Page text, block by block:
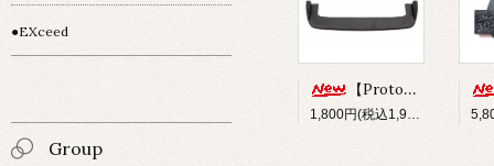
【Prototype34】フロントディフューザー
●EXceed
Group